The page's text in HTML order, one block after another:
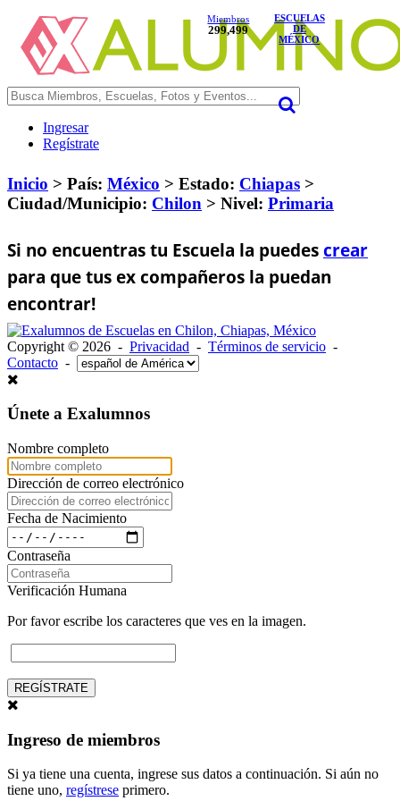
Miembros
299,499
ESCUELAS
DE
MÉXICO
Ingresar
Regístrate
Inicio > País: México > Estado: Chiapas >
Ciudad/Municipio: Chilon > Nivel: Primaria
Si no encuentras tu Escuela la puedescrear
para que tus ex compañeros la puedan
encontrar!
Copyright © 2026 - Privacidad - Términos de servicio -
Contacto -
Únete a Exalumnos
Nombre completo
Dirección de correo electrónico
Fecha de Nacimiento
Contraseña
Verificación Humana
Por favor escribe los caracteres que ves en la imagen.
REGÍSTRATE
Ingreso de miembros
Si ya tiene una cuenta, ingrese sus datos a continuación. Si aún no
tiene uno, regístrese primero.